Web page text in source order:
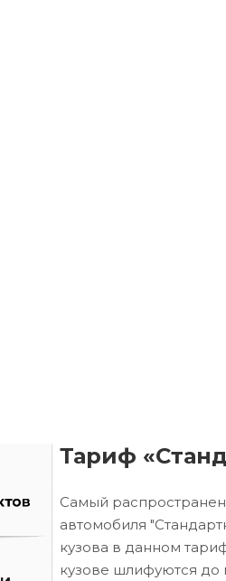
Тариф
Самый
автомобиля
кузова в данном
кузове шлифуются до